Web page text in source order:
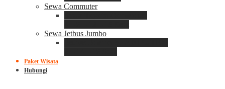
Sewa Commuter
Sewa Jetbus Jumbo
Paket Wisata
Hubungi